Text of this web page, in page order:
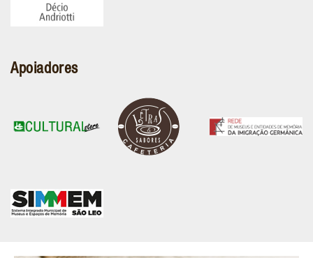
Apoiadores